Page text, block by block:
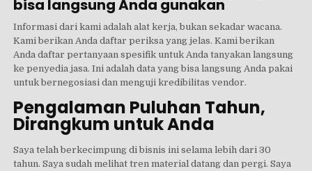
bisa langsung Anda gunakan
Informasi dari kami adalah alat kerja, bukan sekadar wacana.
Kami berikan Anda daftar periksa yang jelas. Kami berikan
Anda daftar pertanyaan spesifik untuk Anda tanyakan langsung
ke penyedia jasa. Ini adalah data yang bisa langsung Anda pakai
untuk bernegosiasi dan menguji kredibilitas vendor.
Pengalaman Puluhan Tahun,
Dirangkum untuk Anda
Saya telah berkecimpung di bisnis ini selama lebih dari 30
tahun. Saya sudah melihat tren material datang dan pergi. Saya